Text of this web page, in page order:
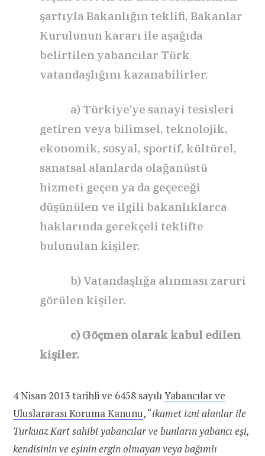
şartıyla Bakanlığın teklifi, Bakanlar
Kurulunun kararı ile aşağıda
belirtilen yabancılar Türk
vatandaşlığını kazanabilirler.
a) Türkiye’ye sanayi tesisleri
getiren veya bilimsel, teknolojik,
ekonomik, sosyal, sportif, kültürel,
sanatsal alanlarda olağanüstü
hizmeti geçen ya da geçeceği
düşünülen ve ilgili bakanlıklarca
haklarında gerekçeli teklifte
bulunulan kişiler.
b) Vatandaşlığa alınması zaruri
görülen kişiler.
c) Göçmen olarak kabul edilen
kişiler.
4 Nisan 2013 tarihli ve 6458 sayılıYabancılar ve
Uluslararası Koruma Kanunu, “ikamet izni alanlar ile
Turkuaz Kart sahibi yabancılar ve bunların yabancı eşi,
kendisinin ve eşinin ergin olmayan veya bağımlı